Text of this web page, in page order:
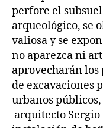
perfore el
arqueológico, se
valiosa y se
no aparezca ni
aprovecharán los
de excavaciones
urbanos
arquitecto Sergio